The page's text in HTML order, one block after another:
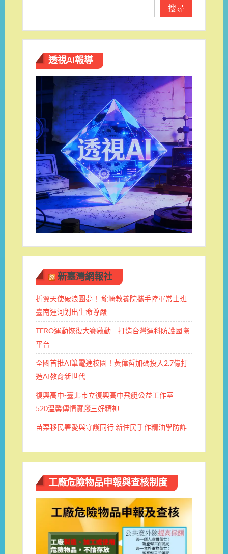
搜尋
透視AI報導
新臺灣網報社
折翼天使破浪圓夢！ 龍崎教養院攜手陸軍常士班 ​
臺南運河划出生命尊嚴
TERO運動恢復大賽啟動 打造台灣運科防護國際
平台
全國首批AI筆電進校園！黃偉哲加碼投入2.7億打
造AI教育新世代
復興高中-臺北市立復興高中飛艇公益工作室
520溫馨傳情實踐三好精神
苗栗移民署愛與守護同行 新住民手作精油學防詐
工廠危險物品申報與查核制度